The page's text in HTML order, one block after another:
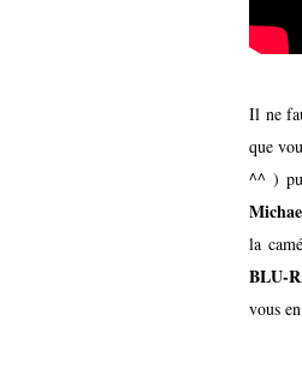
Il ne
que
^^ )
la
BLU-
vous